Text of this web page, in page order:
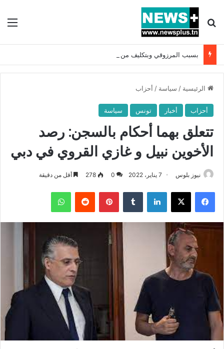
بحث عن
الرئيسية / سياسة / أحزاب
أحزاب أخبار تونس سياسة
تتعلق بهما أحكام بالسجن: رصد
الأخوين نبيل و غازي القروي في دبي
نيوز بلوس 7 يناير، 2022 0
278 أقل من دقيقة
فيسبوك X لينكدإن بينتيريست واتساب